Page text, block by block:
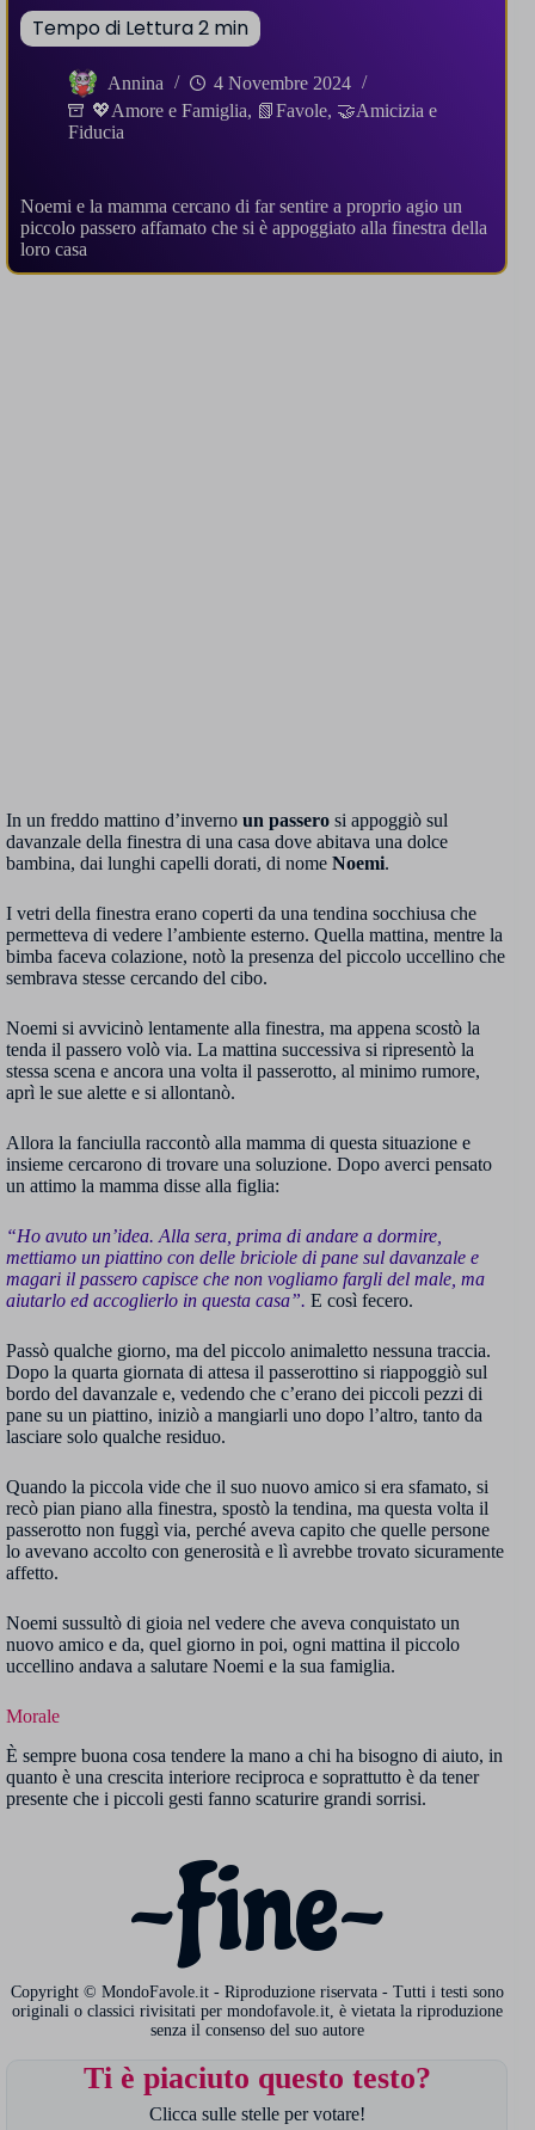
Annina
4 Novembre 2024
💖Amore e Famiglia, 📗Favole, 🤝Amicizia e
Fiducia
Noemi e la mamma cercano di far sentire a proprio agio un
piccolo passero affamato che si è appoggiato alla finestra della
loro casa
In un freddo mattino d’inverno un passero si appoggiò sul
davanzale della finestra di una casa dove abitava una dolce
bambina, dai lunghi capelli dorati, di nome Noemi.
I vetri della finestra erano coperti da una tendina socchiusa che
permetteva di vedere l’ambiente esterno. Quella mattina, mentre la
bimba faceva colazione, notò la presenza del piccolo uccellino che
sembrava stesse cercando del cibo.
Noemi si avvicinò lentamente alla finestra, ma appena scostò la
tenda il passero volò via. La mattina successiva si ripresentò la
stessa scena e ancora una volta il passerotto, al minimo rumore,
aprì le sue alette e si allontanò.
Allora la fanciulla raccontò alla mamma di questa situazione e
insieme cercarono di trovare una soluzione. Dopo averci pensato
un attimo la mamma disse alla figlia:
“Ho avuto un’idea. Alla sera, prima di andare a dormire,
mettiamo un piattino con delle briciole di pane sul davanzale e
magari il passero capisce che non vogliamo fargli del male, ma
aiutarlo ed accoglierlo in questa casa”. E così fecero.
Passò qualche giorno, ma del piccolo animaletto nessuna traccia.
Dopo la quarta giornata di attesa il passerottino si riappoggiò sul
bordo del davanzale e, vedendo che c’erano dei piccoli pezzi di
pane su un piattino, iniziò a mangiarli uno dopo l’altro, tanto da
lasciare solo qualche residuo.
Quando la piccola vide che il suo nuovo amico si era sfamato, si
recò pian piano alla finestra, spostò la tendina, ma questa volta il
passerotto non fuggì via, perché aveva capito che quelle persone
lo avevano accolto con generosità e lì avrebbe trovato sicuramente
affetto.
Noemi sussultò di gioia nel vedere che aveva conquistato un
nuovo amico e da, quel giorno in poi, ogni mattina il piccolo
uccellino andava a salutare Noemi e la sua famiglia.
Morale
È sempre buona cosa tendere la mano a chi ha bisogno di aiuto, in
quanto è una crescita interiore reciproca e soprattutto è da tener
presente che i piccoli gesti fanno scaturire grandi sorrisi.
~Fine~
Copyright © MondoFavole.it - Riproduzione riservata - Tutti i testi sono
originali o classici rivisitati per mondofavole.it, è vietata la riproduzione
senza il consenso del suo autore
Ti è piaciuto questo testo?
Clicca sulle stelle per votare!